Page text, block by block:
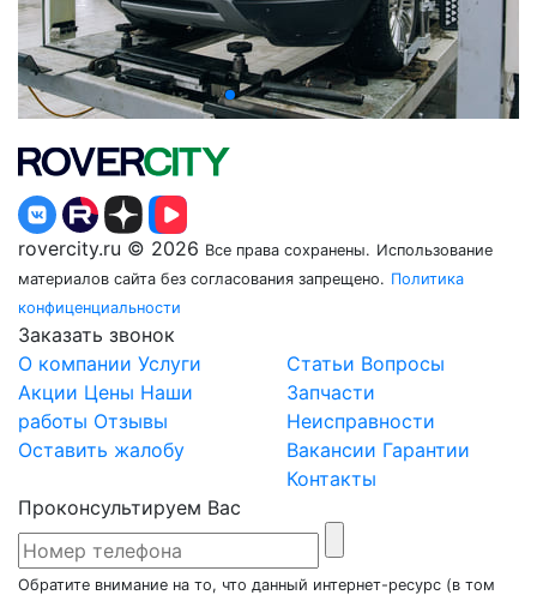
rovercity.ru © 2026 Все права сохранены. Использование
материалов сайта без согласования запрещено. Политика
конфиценциальности
Заказать звонок
О компании Услуги
Акции Цены Наши
работы Отзывы
Оставить жалобу
Статьи Вопросы
Запчасти
Неисправности
Вакансии Гарантии
Контакты
Проконсультируем Вас
Обратите внимание на то, что данный интернет-ресурс (в том